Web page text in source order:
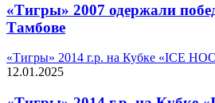
«Тигры» 2007 одержали
Тамбове
«Тигры» 2014 г.р. на Кубке «ICE
12.01.2025